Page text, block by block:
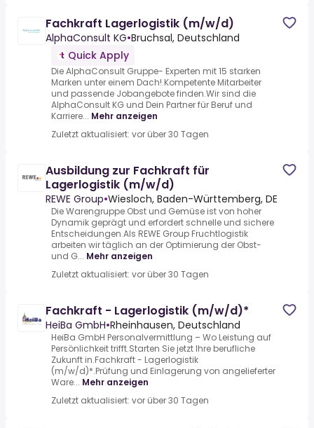
Fachkraft Lagerlogistik (m/w/d)
AlphaConsult KG•Bruchsal, Deutschland
Quick Apply
Die AlphaConsult Gruppe- Experten mit 15 starken
Marken unter einem Dach!.Kompetente Mitarbeiter
und passende Jobangebote finden.Wir sind die
AlphaConsult KG und Dein Partner für Beruf und
Karriere... Mehr anzeigen
Zuletzt aktualisiert: vor über 30 Tagen
Ausbildung zur Fachkraft für
Lagerlogistik (m/w/d)
REWE Group•Wiesloch, Baden-Württemberg, DE
Die Warengruppe Obst und Gemüse ist von hoher
Dynamik geprägt und erfordert schnelle und sichere
Entscheidungen.Als REWE Group Fruchtlogistik
arbeiten wir täglich an der Optimierung der Obst-
und G... Mehr anzeigen
Zuletzt aktualisiert: vor über 30 Tagen
Fachkraft - Lagerlogistik (m/w/d)*
HeiBa GmbH•Rheinhausen, Deutschland
HeiBa GmbH Personalvermittlung – Wo Leistung auf
Persönlichkeit trifft.Starten Sie jetzt Ihre berufliche
Zukunft in.Fachkraft - Lagerlogistik
(m/w/d)*.Prüfung und Einlagerung von angelieferter
Ware... Mehr anzeigen
Zuletzt aktualisiert: vor über 30 Tagen